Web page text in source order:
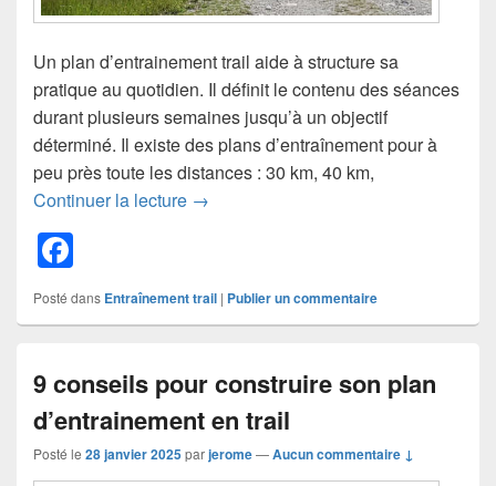
Un plan d’entrainement trail aide à structure sa
pratique au quotidien. Il définit le contenu des séances
durant plusieurs semaines jusqu’à un objectif
déterminé. Il existe des plans d’entraînement pour à
peu près toute les distances : 30 km, 40 km,
Continuer la lecture Entrainement trail : guide pour tout
→
a
c
b
o
o
Posté dans Entraînement trail | Publier un commentaire
9 conseils pour construire son plan
d’entrainement en trail
Posté le 28 janvier 2025parjerome—Aucun commentaire ↓